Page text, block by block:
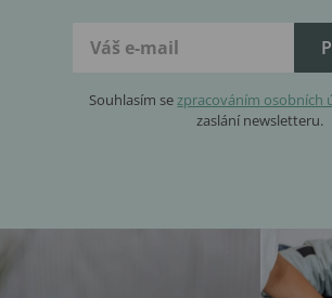
Souhlasím sezpracováním osobních
zaslání newsletteru.